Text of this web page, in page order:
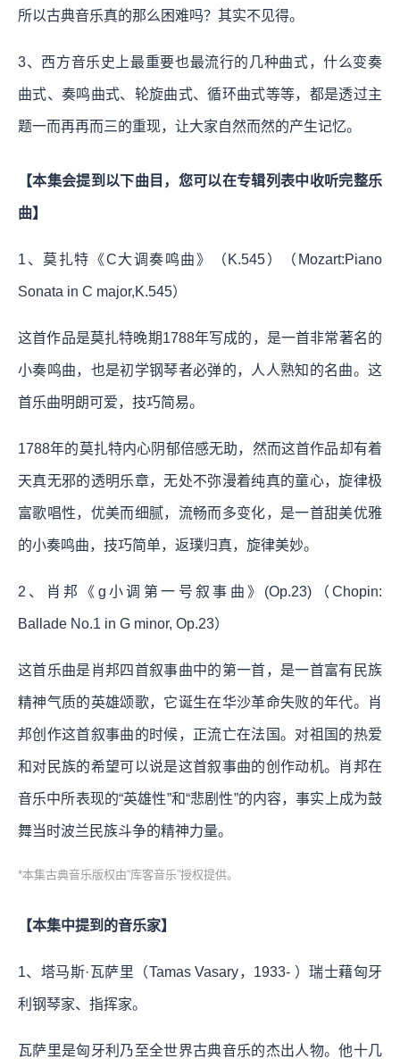
所以古典音乐真的那么困难吗？其实不见得。
3、西方音乐史上最重要也最流行的几种曲式，什么变奏
曲式、奏鸣曲式、轮旋曲式、循环曲式等等，都是透过主
题一而再再而三的重现，让大家自然而然的产生记忆。
【本集会提到以下曲目，您可以在专辑列表中收听完整乐
曲】
1、莫扎特《C大调奏鸣曲》（K.545）（Mozart:Piano
Sonata in C major,K.545）
这首作品是莫扎特晚期1788年写成的，是一首非常著名的
小奏鸣曲，也是初学钢琴者必弹的，人人熟知的名曲。这
首乐曲明朗可爱，技巧简易。
1788年的莫扎特内心阴郁倍感无助，然而这首作品却有着
天真无邪的透明乐章，无处不弥漫着纯真的童心，旋律极
富歌唱性，优美而细腻，流畅而多变化，是一首甜美优雅
的小奏鸣曲，技巧简单，返璞归真，旋律美妙。
2、肖邦《g小调第一号叙事曲》(Op.23)（Chopin:
Ballade No.1 in G minor, Op.23）
这首乐曲是肖邦四首叙事曲中的第一首，是一首富有民族
精神气质的英雄颂歌，它诞生在华沙革命失败的年代。肖
邦创作这首叙事曲的时候，正流亡在法国。对祖国的热爱
和对民族的希望可以说是这首叙事曲的创作动机。肖邦在
音乐中所表现的“英雄性”和“悲剧性”的内容，事实上成为鼓
舞当时波兰民族斗争的精神力量。
*本集古典音乐版权由“库客音乐”授权提供。
【本集中提到的音乐家】
1、塔马斯·瓦萨里（Tamas Vasary，1933- ）瑞士藉匈牙
利钢琴家、指挥家。
瓦萨里是匈牙利乃至全世界古典音乐的杰出人物。他十几